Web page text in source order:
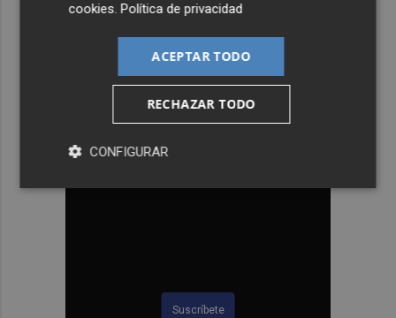
Suscríbete
cookies.Política de privacidad
ACEPTAR TODO
RECHAZAR TODO
CONFIGURAR